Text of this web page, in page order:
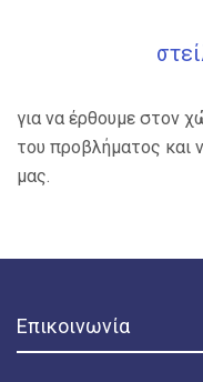
για να έρθουμε στον
του προβλήματος
μας.
Επικοινωνία